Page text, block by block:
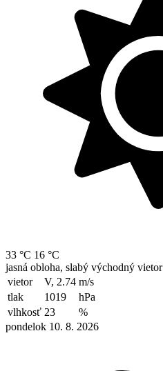
33 °C 16 °C
jasná obloha, slabý východný vietor
vietor
V, 2.74 m/s
tlak
1019
hPa
vlhkosť 23
%
pondelok 10. 8. 2026